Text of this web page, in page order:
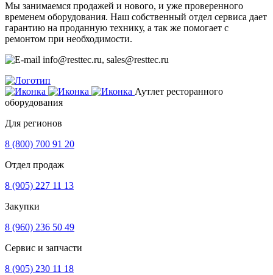
Мы занимаемся продажей и нового, и уже проверенного
временем оборудования. Наш собственный отдел сервиса дает
гарантию на проданную технику, а так же помогает с
ремонтом при необходимости.
info@resttec.ru, sales@resttec.ru
Аутлет ресторанного
оборудования
Для регионов
8 (800) 700 91 20
Отдел продаж
8 (905) 227 11 13
Закупки
8 (960) 236 50 49
Сервис и запчасти
8 (905) 230 11 18